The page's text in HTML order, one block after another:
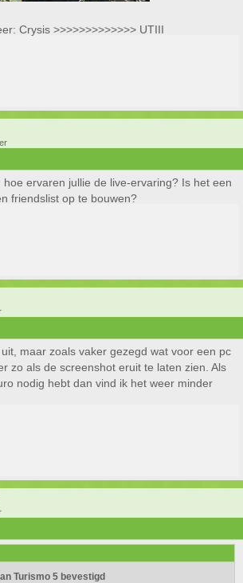
Crysis >>>>>>>>>>>>> UTIII
ervaren jullie de live-ervaring? Is het een
friendslist op te bouwen?
maar zoals vaker gezegd wat voor een pc
zo als de screenshot eruit te laten zien. Als
nodig hebt dan vind ik het weer minder
Turismo 5 bevestigd